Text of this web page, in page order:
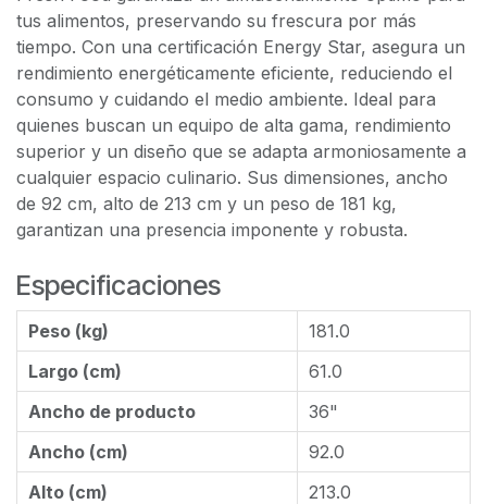
tus alimentos, preservando su frescura por más
tiempo. Con una certificación Energy Star, asegura un
rendimiento energéticamente eficiente, reduciendo el
consumo y cuidando el medio ambiente. Ideal para
quienes buscan un equipo de alta gama, rendimiento
superior y un diseño que se adapta armoniosamente a
cualquier espacio culinario. Sus dimensiones, ancho
de 92 cm, alto de 213 cm y un peso de 181 kg,
garantizan una presencia imponente y robusta.
Especificaciones
Peso (kg)
181.0
Largo (cm)
61.0
Ancho de producto
36"
Ancho (cm)
92.0
Alto (cm)
213.0